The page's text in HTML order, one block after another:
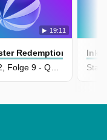
19:11
Redemption
Staffel 2, Folge 9 - Qualität hat ihren Preis
Ink